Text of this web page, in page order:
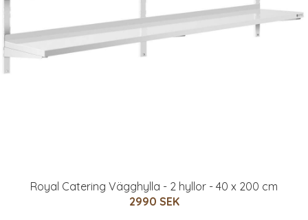
Royal Catering Vägghylla - 2 hyllor - 40 x 200 cm
2990 SEK